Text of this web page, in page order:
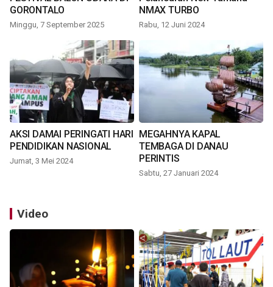
GORONTALO
Minggu, 7 September 2025
NMAX TURBO
Rabu, 12 Juni 2024
AKSI DAMAI PERINGATI HARI
PENDIDIKAN NASIONAL
Jumat, 3 Mei 2024
MEGAHNYA KAPAL
TEMBAGA DI DANAU
PERINTIS
Sabtu, 27 Januari 2024
Video